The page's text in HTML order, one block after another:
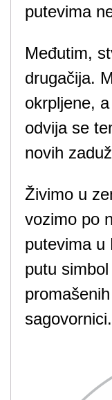
putevima
Međutim,
drugačija.
okrpljene,
odvija se
novih
Živimo u
vozimo po
putevima u
putu
sagovornici.